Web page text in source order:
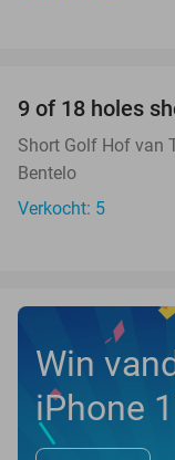
TODAY
9 of 18 holes
Short Golf Hof van
Bentelo
Verkocht: 5
Win
iPhone